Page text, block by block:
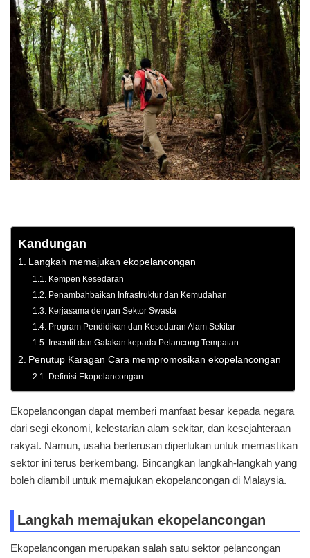
Kandungan
Langkah memajukan ekopelancongan
Kempen Kesedaran
Penambahbaikan Infrastruktur dan Kemudahan
Kerjasama dengan Sektor Swasta
Program Pendidikan dan Kesedaran Alam Sekitar
Insentif dan Galakan kepada Pelancong Tempatan
Penutup Karagan Cara mempromosikan ekopelancongan
Definisi Ekopelancongan
Ekopelancongan dapat memberi manfaat besar kepada negara
dari segi ekonomi, kelestarian alam sekitar, dan kesejahteraan
rakyat. Namun, usaha berterusan diperlukan untuk memastikan
sektor ini terus berkembang. Bincangkan langkah-langkah yang
boleh diambil untuk memajukan ekopelancongan di Malaysia.
Langkah memajukan ekopelancongan
Ekopelancongan merupakan salah satu sektor pelancongan